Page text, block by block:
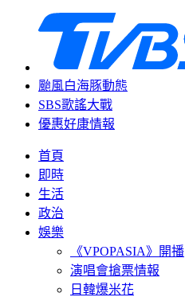
颱風白海豚動態
SBS歌謠大戰
優惠好康情報
首頁
即時
生活
政治
娛樂
《VPOPASIA》開播
演唱會搶票情報
日韓爆米花